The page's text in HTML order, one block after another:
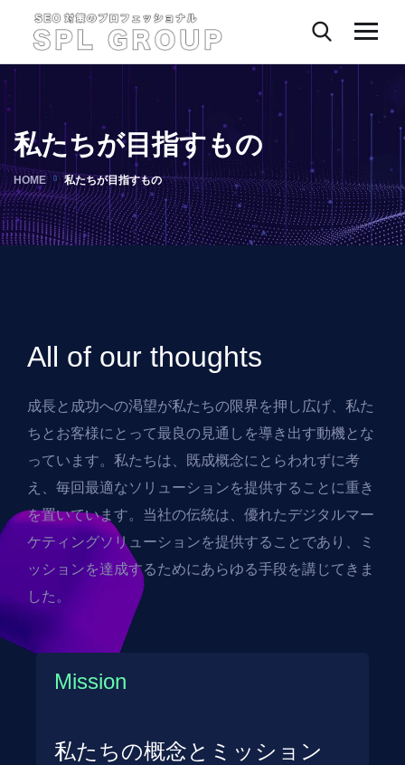
私たちが目指すもの
HOME 私たちが目指すもの
All of our thoughts
成長と成功への渇望が私たちの限界を押し広げ、私た
ちとお客様にとって最良の見通しを導き出す動機とな
っています。私たちは、既成概念にとらわれずに考
え、毎回最適なソリューションを提供することに重き
を置いています。当社の伝統は、優れたデジタルマー
ケティングソリューションを提供することであり、ミ
ッションを達成するためにあらゆる手段を講じてきま
した。
Mission
私たちの概念とミッション